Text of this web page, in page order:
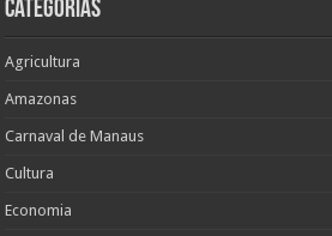
Categorias
Agricultura
Amazonas
Carnaval de Manaus
Cultura
Economia